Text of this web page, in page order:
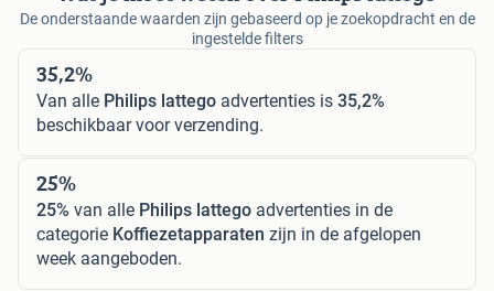
De onderstaande waarden zijn gebaseerd op je zoekopdracht en de
ingestelde filters
35,2%
Van alle Philips lattego advertenties is 35,2%
beschikbaar voor verzending.
25%
25% van alle Philips lattego advertenties in de
categorie Koffiezetapparaten zijn in de afgelopen
week aangeboden.